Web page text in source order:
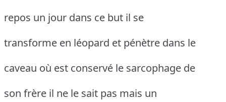
repos un jour dans ce but il se
transforme en léopard et pénètre dans le
caveau où est conservé le sarcophage de
son frère il ne le sait pas mais un